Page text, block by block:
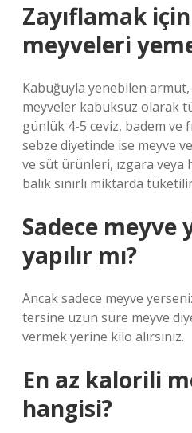
Zayıflamak
meyveleri
Kabuğuyla yenebilen
meyveler kabuksuz olarak
günlük 4-5 ceviz, badem ve
sebze diyetinde ise meyve
ve süt ürünleri, ızgara veya
balık sınırlı miktarda
Sadece meyve
yapılır mı?
Ancak sadece meyve
tersine uzun süre meyve
vermek yerine kilo alırsınız.
En az kalorili
hangisi?